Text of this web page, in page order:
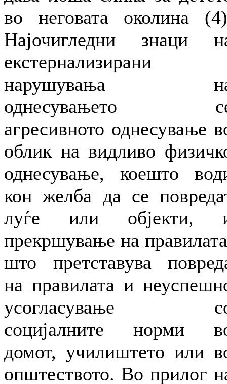
во неговата околина
Најочигледни знаци
екстернализирани
нарушувања
однесувањето
агресивното однесување
облик на видливо
однесување, коешто
кон желба да се
луѓе или објекти,
прекршување на
што претставува
на правилата и
усогласување
социјалните норми
домот, училиштето или
општеството. Во прилог